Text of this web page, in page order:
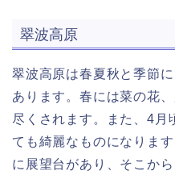
翠波高原
翠波高原は春夏秋と季節
あります。春には菜の花
尽くされます。また、4月
ても綺麗なものになりま
に展望台があり、そこか